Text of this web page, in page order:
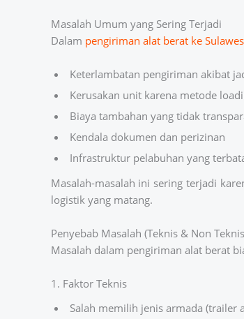
Masalah Umum yang Sering Terjadi
Dalam pengiriman alat berat ke
Keterlambatan pengiriman akibat
Kerusakan unit karena metode
Biaya tambahan yang tidak
Kendala dokumen dan perizinan
Infrastruktur pelabuhan yang
Masalah-masalah ini sering terjadi
logistik yang matang.
Penyebab Masalah (Teknis & Non
Masalah dalam pengiriman alat berat
1. Faktor Teknis
Salah memilih jenis armada (trailer